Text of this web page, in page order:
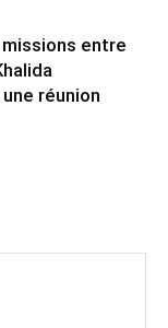
entre
réunion